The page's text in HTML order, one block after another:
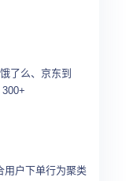
了么、京东到
用户下单行为聚类